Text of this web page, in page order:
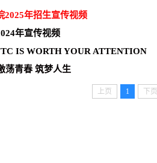
2025年招生宣传视频
年宣传视频
IS WORTH YOUR ATTENTION
荡青春 筑梦人生
上页 1 下页